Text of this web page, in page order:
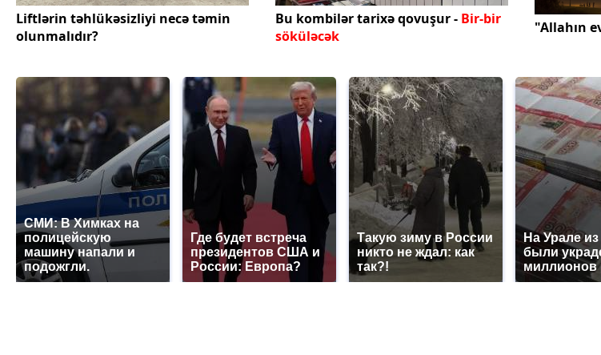
Liftlərin təhlükəsizliyi necə təmin
olunmalıdır?
Bu kombilər tarixə qovuşur - Bir-bir
söküləcək
"Allahın
СМИ: В Химках на
полицейскую
машину напали и
подожгли.
Где будет встреча
президентов США и
России: Европа?
Такую зиму в России
никто не ждал: как
так?!
На Урале
были
миллионов